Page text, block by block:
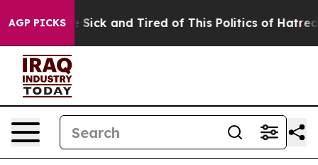
AGP PICKS
Are Sick and Tired of This Politics of Hatred”